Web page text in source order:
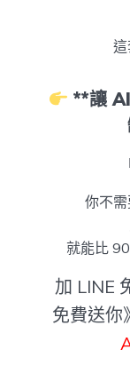
這
**讓
你不
就能比
加 LINE
免費送你